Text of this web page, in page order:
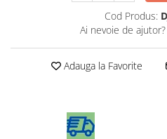
Cod Produs:
Ai nevoie de ajutor?
Adauga la Favorite